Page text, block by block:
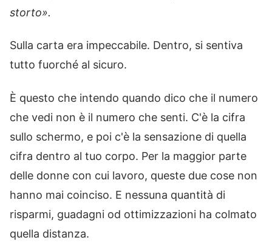
storto».
Sulla carta era impeccabile. Dentro, si sentiva
tutto fuorché al sicuro.
È questo che intendo quando dico che il numero
che vedi non è il numero che senti. C'è la cifra
sullo schermo, e poi c'è la sensazione di quella
cifra dentro al tuo corpo. Per la maggior parte
delle donne con cui lavoro, queste due cose non
hanno mai coinciso. E nessuna quantità di
risparmi, guadagni od ottimizzazioni ha colmato
quella distanza.